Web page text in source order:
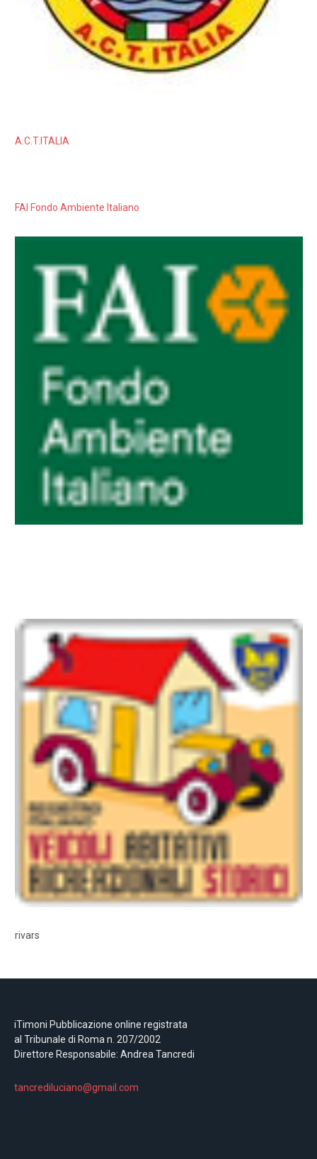
A.C.T.ITALIA
FAI Fondo Ambiente Italiano
rivars
iTimoni Pubblicazione online registrata
al Tribunale di Roma n. 207/2002
Direttore Responsabile: Andrea Tancredi
tancrediluciano@gmail.com